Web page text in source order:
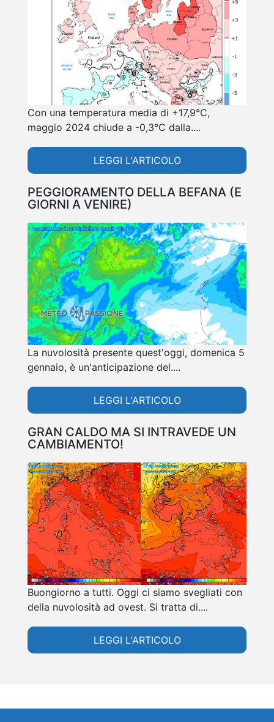
Con una temperatura media di +17,9°C,
maggio 2024 chiude a -0,3°C dalla....
LEGGI L'ARTICOLO
PEGGIORAMENTO DELLA BEFANA (E
GIORNI A VENIRE)
La nuvolosità presente quest'oggi, domenica 5
gennaio, è un'anticipazione del....
LEGGI L'ARTICOLO
GRAN CALDO MA SI INTRAVEDE UN
CAMBIAMENTO!
Buongiorno a tutti. Oggi ci siamo svegliati con
della nuvolosità ad ovest. Si tratta di....
LEGGI L'ARTICOLO